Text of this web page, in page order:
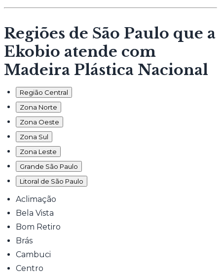
Regiões de São Paulo que a
Ekobio atende com
Madeira Plástica Nacional
Região Central
Zona Norte
Zona Oeste
Zona Sul
Zona Leste
Grande São Paulo
Litoral de São Paulo
Aclimação
Bela Vista
Bom Retiro
Brás
Cambuci
Centro